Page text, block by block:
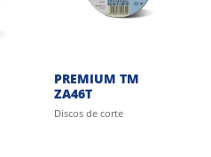
PREMIUM TM
ZA46T
Discos de corte